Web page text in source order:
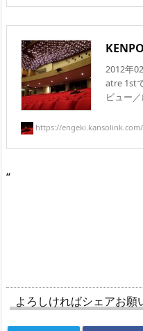
2012年
atre 1st
ビュー
https://
“
よろしければシェアお願